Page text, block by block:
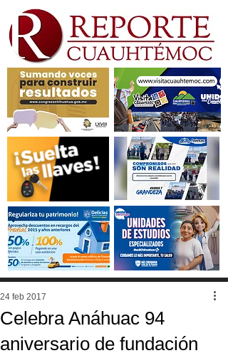
Celebra Anáhuac 94
aniversario de fundación
24 feb 2017